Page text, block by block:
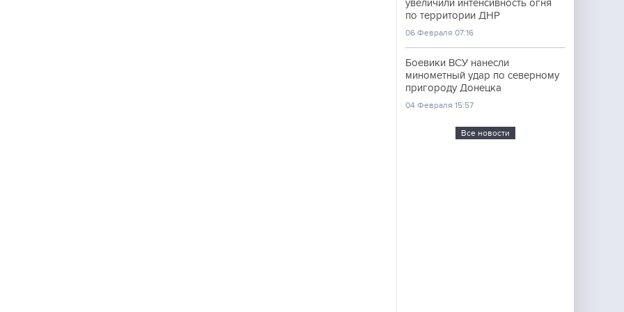
увеличили интенсивность огня
по территории ДНР
06 Февраля 07:16
Боевики ВСУ нанесли
минометный удар по северному
пригороду Донецка
04 Февраля 15:57
Все новости